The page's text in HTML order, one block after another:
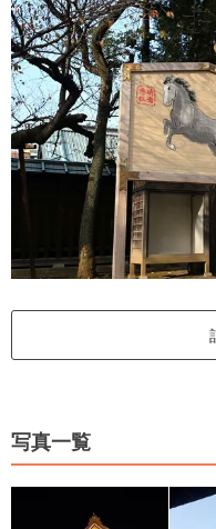
写真一覧